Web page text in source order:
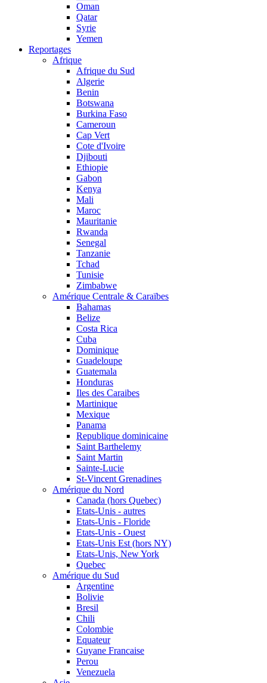
Oman
Qatar
Syrie
Yemen
Reportages
Afrique
Afrique du Sud
Algerie
Benin
Botswana
Burkina Faso
Cameroun
Cap Vert
Cote d'Ivoire
Djibouti
Ethiopie
Gabon
Kenya
Mali
Maroc
Mauritanie
Rwanda
Senegal
Tanzanie
Tchad
Tunisie
Zimbabwe
Amérique Centrale & Caraïbes
Bahamas
Belize
Costa Rica
Cuba
Dominique
Guadeloupe
Guatemala
Honduras
Iles des Caraibes
Martinique
Mexique
Panama
Republique dominicaine
Saint Barthelemy
Saint Martin
Sainte-Lucie
St-Vincent Grenadines
Amérique du Nord
Canada (hors Quebec)
Etats-Unis - autres
Etats-Unis - Floride
Etats-Unis - Ouest
Etats-Unis Est (hors NY)
Etats-Unis, New York
Quebec
Amérique du Sud
Argentine
Bolivie
Bresil
Chili
Colombie
Equateur
Guyane Francaise
Perou
Venezuela